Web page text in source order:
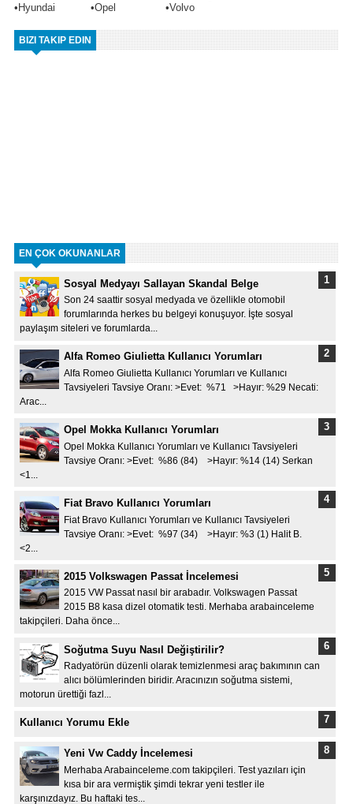
•Hyundai •Opel •Volvo
BIZI TAKIP EDIN
EN ÇOK OKUNANLAR
Sosyal Medyayı Sallayan Skandal Belge
Son 24 saattir sosyal medyada ve özellikle otomobil
forumlarında herkes bu belgeyi konuşuyor. İşte sosyal
paylaşım siteleri ve forumlarda...
Alfa Romeo Giulietta Kullanıcı Yorumları
Alfa Romeo Giulietta Kullanıcı Yorumları ve Kullanıcı
Tavsiyeleri Tavsiye Oranı: >Evet: %71 >Hayır: %29 Necati:
Arac...
Opel Mokka Kullanıcı Yorumları
Opel Mokka Kullanıcı Yorumları ve Kullanıcı Tavsiyeleri
Tavsiye Oranı: >Evet: %86 (84) >Hayır: %14 (14) Serkan
<1...
Fiat Bravo Kullanıcı Yorumları
Fiat Bravo Kullanıcı Yorumları ve Kullanıcı Tavsiyeleri
Tavsiye Oranı: >Evet: %97 (34) >Hayır: %3 (1) Halit B.
<2...
2015 Volkswagen Passat İncelemesi
2015 VW Passat nasıl bir arabadır. Volkswagen Passat
2015 B8 kasa dizel otomatik testi. Merhaba arabainceleme
takipçileri. Daha önce...
Soğutma Suyu Nasıl Değiştirilir?
Radyatörün düzenli olarak temizlenmesi araç bakımının can
alıcı bölümlerinden biridir. Aracınızın soğutma sistemi,
motorun ürettiği fazl...
Kullanıcı Yorumu Ekle
Yeni Vw Caddy İncelemesi
Merhaba Arabainceleme.com takipçileri. Test yazıları için
kısa bir ara vermiştik şimdi tekrar yeni testler ile
karşınızdayız. Bu haftaki tes...